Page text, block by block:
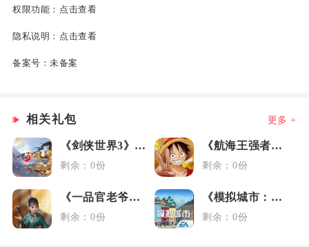
权限功能： 点击查看
隐私说明： 点击查看
备案号：未备案
相关礼包 更多 +
《剑侠世界3》藏剑大礼包
剩余：0份
《航海王强者之路》女神节礼包
剩余：0份
《一品官老爷》3.6媒体礼包
剩余：0份
《模拟城市：我是市长》元旦礼包
剩余：0份